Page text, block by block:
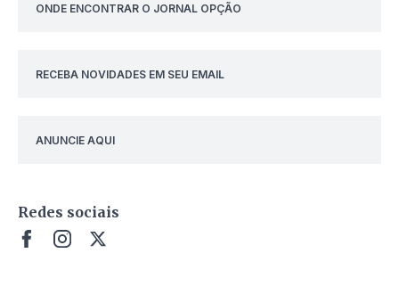
ONDE ENCONTRAR O JORNAL OPÇÃO
RECEBA NOVIDADES EM SEU EMAIL
ANUNCIE AQUI
Redes sociais